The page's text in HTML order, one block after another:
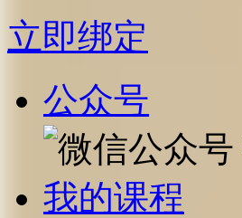
立即绑定
公众号
我的课程